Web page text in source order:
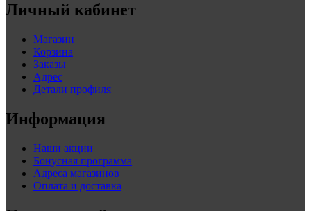
Личный кабинет
Магазин
Корзина
Заказы
Адрес
Детали профиля
Информация
Наши акции
Бонусная программа
Адреса магазинов
Оплата и доставка